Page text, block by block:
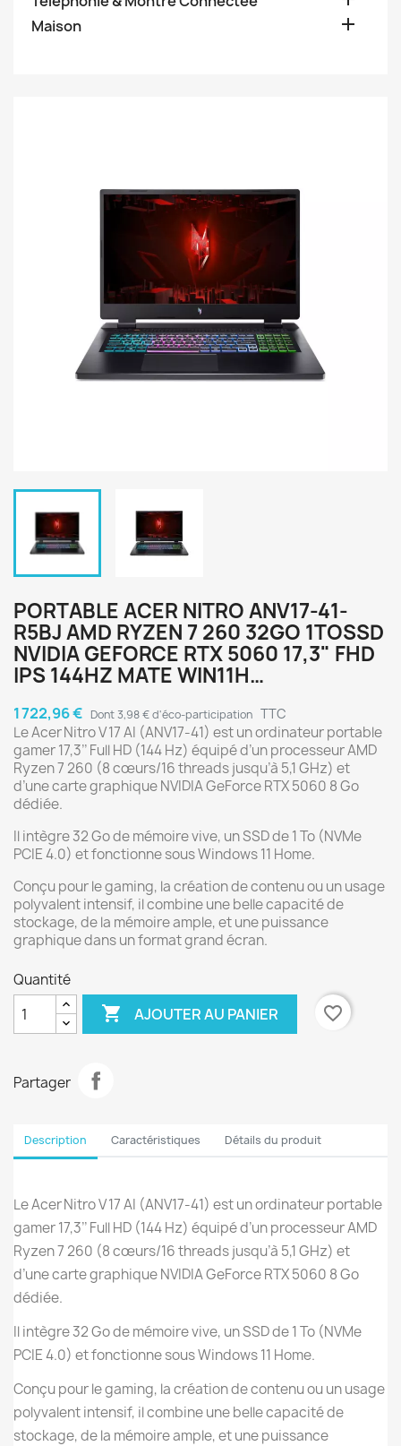
Maison 
PORTABLE ACER NITRO ANV17-41-
R5BJ AMD RYZEN 7 260 32GO 1TOSSD
NVIDIA GEFORCE RTX 5060 17,3" FHD
IPS 144HZ MATE WIN11H…
1 722,96 € Dont 3,98 € d'éco-participation TTC
Le Acer Nitro V 17 AI (ANV17‑41) est un ordinateur portable
gamer 17,3’’ Full HD (144 Hz) équipé d’un processeur AMD
Ryzen 7 260 (8 cœurs/16 threads jusqu’à 5,1 GHz) et
d’une carte graphique NVIDIA GeForce RTX 5060 8 Go
dédiée.
Il intègre 32 Go de mémoire vive, un SSD de 1 To (NVMe
PCIE 4.0) et fonctionne sous Windows 11 Home.
Conçu pour le gaming, la création de contenu ou un usage
polyvalent intensif, il combine une belle capacité de
stockage, de la mémoire ample, et une puissance
graphique dans un format grand écran.
Quantité
 AJOUTER AU PANIER favorite_border
Partager
Description Caractéristiques Détails du produit
Le Acer Nitro V 17 AI (ANV17‑41) est un ordinateur portable
gamer 17,3’’ Full HD (144 Hz) équipé d’un processeur AMD
Ryzen 7 260 (8 cœurs/16 threads jusqu’à 5,1 GHz) et
d’une carte graphique NVIDIA GeForce RTX 5060 8 Go
dédiée.
Il intègre 32 Go de mémoire vive, un SSD de 1 To (NVMe
PCIE 4.0) et fonctionne sous Windows 11 Home.
Conçu pour le gaming, la création de contenu ou un usage
polyvalent intensif, il combine une belle capacité de
stockage, de la mémoire ample, et une puissance